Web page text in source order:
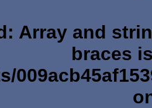
: Array and
braces